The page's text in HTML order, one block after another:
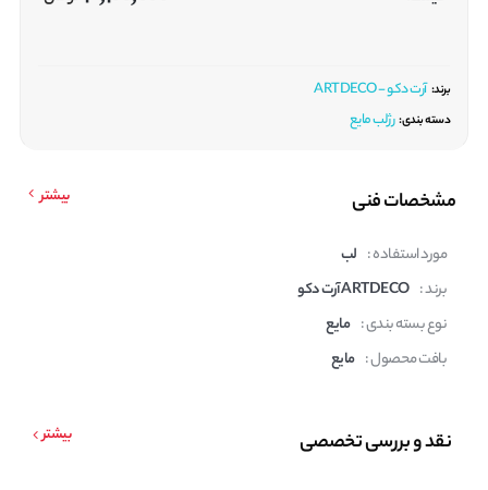
برند: آرت دکو - ARTDECO
دسته بندی: رژلب مایع
مشخصات فنی بیشتر
مورد استفاده : لب
برند : ARTDECO آرت دکو
نوع بسته بندی : مایع
بافت محصول : مایع
نقد و بررسی تخصصی بیشتر